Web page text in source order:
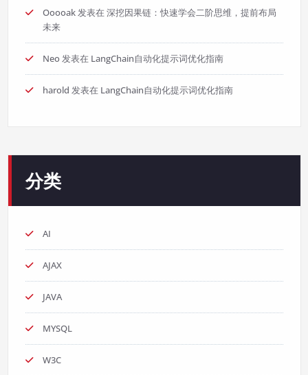
Ooooak发表在 深挖因果链：快速学会二阶思维，提前布局
未来
Neo发表在 LangChain自动化提示词优化指南
harold 发表在 LangChain自动化提示词优化指南
分类
AI
AJAX
JAVA
MYSQL
W3C